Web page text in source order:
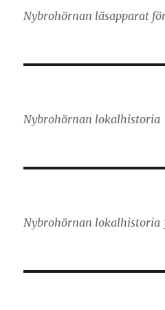
Nybrohörnan läsapparat
Nybrohörnan lokalhistoria
Nybrohörnan lokalhistoria